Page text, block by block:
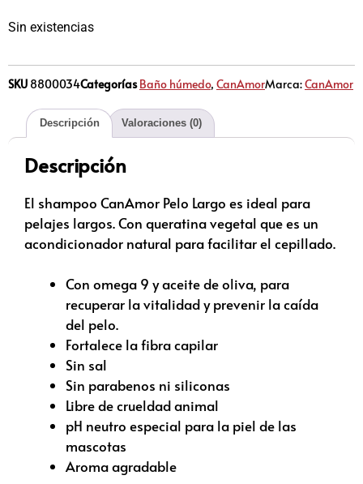
Sin existencias
SKU 8800034Categorías Baño húmedo, CanAmorMarca:CanAmor
Descripción Valoraciones (0)
Descripción
El shampoo CanAmor Pelo Largo es ideal para
pelajes largos. Con queratina vegetal que es un
acondicionador natural para facilitar el cepillado.
Con omega 9 y aceite de oliva, para
recuperar la vitalidad y prevenir la caída
del pelo.
Fortalece la fibra capilar
Sin sal
Sin parabenos ni siliconas
Libre de crueldad animal
pH neutro especial para la piel de las
mascotas
Aroma agradable